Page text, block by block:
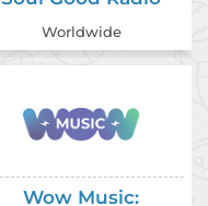
Worldwide
Wow Music: